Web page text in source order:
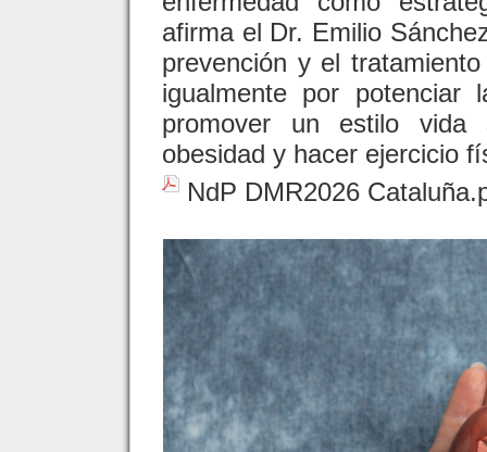
afirma el Dr. Emilio
prevención y el
igualmente por potenciar
promover un estilo vida
obesidad y hacer ejercicio
NdP DMR2026